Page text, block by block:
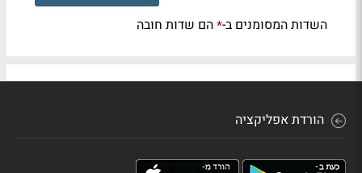
השדות המסומנים ב-*הם שדות חובה
הורדת אפליקציה